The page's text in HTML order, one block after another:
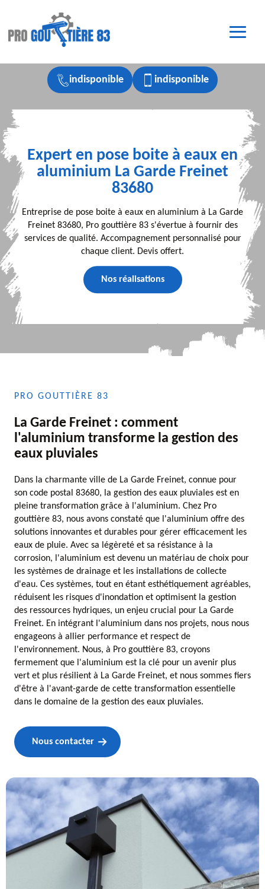
indisponible indisponible
Expert en pose boite à eaux en
aluminium La Garde Freinet
83680
Entreprise de pose boite à eaux en aluminium à La Garde
Freinet 83680, Pro gouttière 83 s'évertue à fournir des
services de qualité. Accompagnement personnalisé pour
chaque client. Devis offert.
Nos réalisations
PRO GOUTTIÈRE 83
La Garde Freinet : comment
l'aluminium transforme la gestion des
eaux pluviales
Dans la charmante ville de La Garde Freinet, connue pour
son code postal 83680, la gestion des eaux pluviales est en
pleine transformation grâce à l'aluminium. Chez Pro
gouttière 83, nous avons constaté que l'aluminium offre des
solutions innovantes et durables pour gérer efficacement les
eaux de pluie. Avec sa légèreté et sa résistance à la
corrosion, l'aluminium est devenu un matériau de choix pour
les systèmes de drainage et les installations de collecte
d'eau. Ces systèmes, tout en étant esthétiquement agréables,
réduisent les risques d'inondation et optimisent la gestion
des ressources hydriques, un enjeu crucial pour La Garde
Freinet. En intégrant l'aluminium dans nos projets, nous nous
engageons à allier performance et respect de
l'environnement. Nous, à Pro gouttière 83, croyons
fermement que l'aluminium est la clé pour un avenir plus
vert et plus résilient à La Garde Freinet, et nous sommes fiers
d'être à l'avant-garde de cette transformation essentielle
dans le domaine de la gestion des eaux pluviales.
Nous contacter